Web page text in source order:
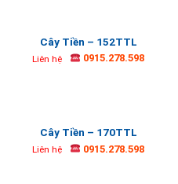
Cây Tiền – 152TTL
Liên hệ 0915.278.598
Cây Tiền – 170TTL
Liên hệ 0915.278.598